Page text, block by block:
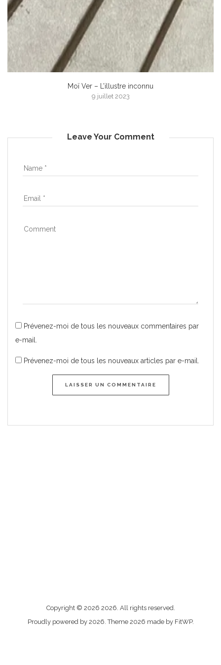
Moï Ver – L’illustre inconnu
9 juillet 2023
Leave Your Comment
Prévenez-moi de tous les nouveaux commentaires par
e-mail.
Prévenez-moi de tous les nouveaux articles par e-mail.
LAISSER UN COMMENTAIRE
contacter
Copyright © 2026 2026. All rights reserved.
Proudly powered by 2026. Theme 2026 made by FitWP.